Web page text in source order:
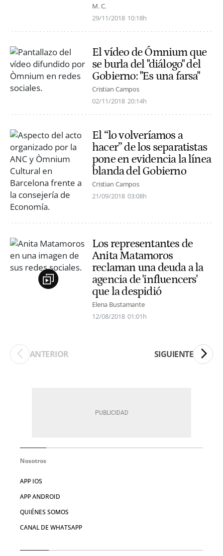
M. C.
29/11/2018 10:18h
El vídeo de Ómnium que
se burla del "diálogo" del
Gobierno: "Es una farsa"
Cristian Campos
02/11/2018 20:14h
El “lo volveríamos a
hacer” de los separatistas
pone en evidencia la línea
blanda del Gobierno
Cristian Campos
21/09/2018 03:08h
Los representantes de
Anita Matamoros
reclaman una deuda a la
agencia de 'influencers'
que la despidió
Elena Bustamante
12/08/2018 01:01h
ANTERIOR SIGUIENTE
Nosotros
APP IOS
APP ANDROID
QUIÉNES SOMOS
CANAL DE WHATSAPP